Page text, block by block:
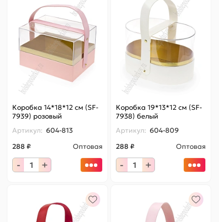
Коробка 14*18*12 см (SF-
7939) розовый
Артикул: 604-813
288 ₽
Оптовая
- +
Коробка 19*13*12 см (SF-
7938) белый
Артикул: 604-809
288 ₽
Оптовая
- +